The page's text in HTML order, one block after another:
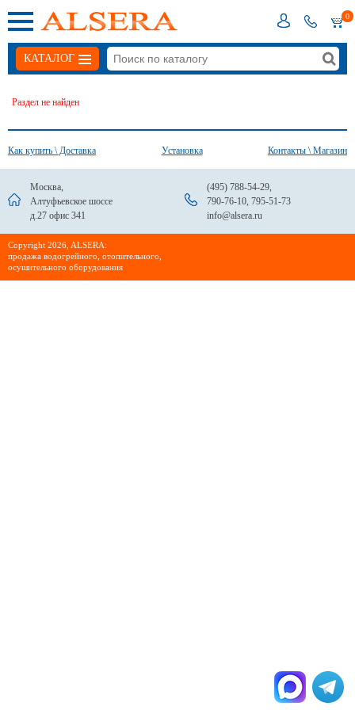
0
КАТАЛОГ
Раздел не найден
Как купить \ Доставка Установка Контакты \ Магазин
Москва,
Алтуфьевское шоссе
д.27 офис 341
(495) 788-54-29,
790-76-10, 795-51-73
info@alsera.ru
Сopyright 2026, ALSERA:
продажа водогрейного, отопительного,
осушительного оборудования